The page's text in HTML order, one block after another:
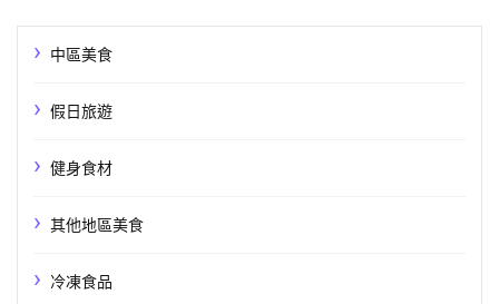
中區美食
假日旅遊
健身食材
其他地區美食
冷凍食品